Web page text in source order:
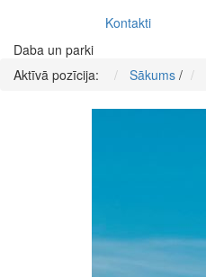
Kontakti
Daba un parki
Aktīvā pozīcija:
Sākums /